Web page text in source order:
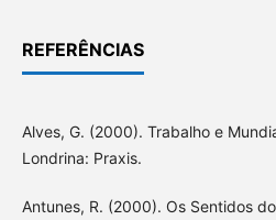
REFERÊNCIAS
Alves, G. (2000). Trabalho e
Londrina: Praxis.
Antunes, R. (2000). Os Sentidos